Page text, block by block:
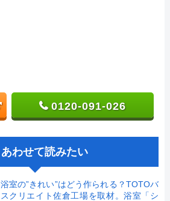
0120-091-026
あわせて読みたい
浴室の”きれい”はどう作られる？TOTOバ
スクリエイト佐倉工場を取材。浴室「シ